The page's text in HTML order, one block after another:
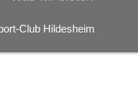
Club Hildesheim